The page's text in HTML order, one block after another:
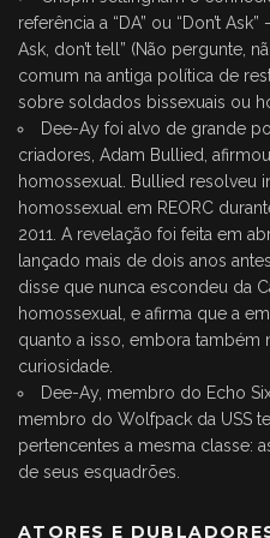
referência a “DA” ou “Don’t
Ask, don’t tell” (Não pergunte,
comum na antiga política de
sobre soldados bissexuais ou
Dee-Ay foi alvo de grande
criadores, Adam Bullied,
homossexual
. Bullied resolveu
homossexual em REORC
2011. A revelação foi feita em
lançado mais de dois anos
disse que nunca escondeu da
homossexual, e afirma que a
quanto a isso, embora também
curiosidade.
Dee-Ay, membro do Echo
membro do Wolfpack da USS
pertencentes a mesma classe:
de seus esquadrões.
ATORES E